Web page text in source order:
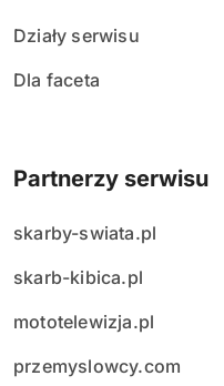
Działy serwisu
Dla faceta
Partnerzy serwisu
skarby-swiata.pl
skarb-kibica.pl
mototelewizja.pl
przemyslowcy.com